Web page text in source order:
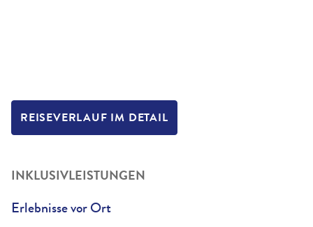
REISEVERLAUF IM DETAIL
INKLUSIVLEISTUNGEN
Erlebnisse vor Ort